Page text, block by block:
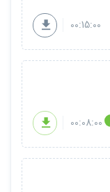
00:15:00
00:08:00